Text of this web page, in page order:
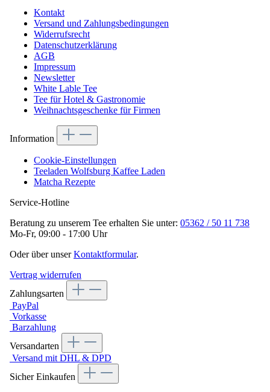
Kontakt
Versand und Zahlungsbedingungen
Widerrufsrecht
Datenschutzerklärung
AGB
Impressum
Newsletter
White Lable Tee
Tee für Hotel & Gastronomie
Weihnachtsgeschenke für Firmen
Information
Cookie-Einstellungen
Teeladen Wolfsburg Kaffee Laden
Matcha Rezepte
Service-Hotline
Beratung zu unserem Tee erhalten Sie unter: 05362 / 50 11 738
Mo-Fr, 09:00 - 17:00 Uhr
Oder über unserKontaktformular.
Vertrag widerrufen
Zahlungsarten
PayPal
Vorkasse
Barzahlung
Versandarten
Versand mit DHL & DPD
Sicher Einkaufen